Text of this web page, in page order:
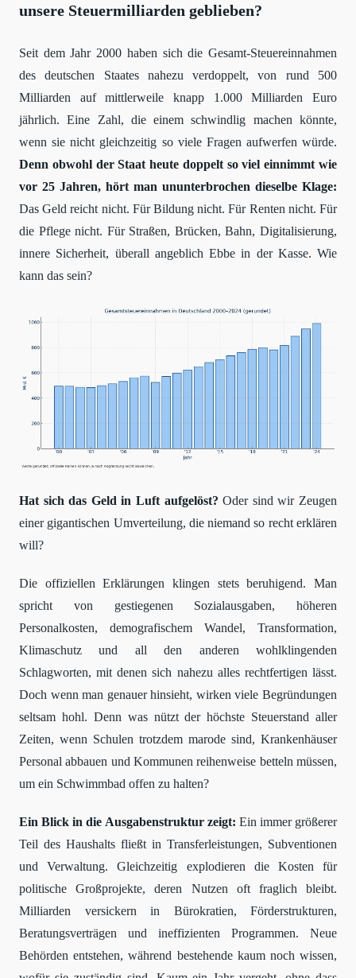
unsere Steuermilliarden geblieben?
Seit dem Jahr 2000 haben sich die Gesamt-Steuereinnahmen
des deutschen Staates nahezu verdoppelt, von rund 500
Milliarden auf mittlerweile knapp 1.000 Milliarden Euro
jährlich. Eine Zahl, die einem schwindlig machen könnte,
wenn sie nicht gleichzeitig so viele Fragen aufwerfen würde.
Denn obwohl der Staat heute doppelt so viel einnimmt wie
vor 25 Jahren, hört man ununterbrochen dieselbe Klage:
Das Geld reicht nicht. Für Bildung nicht. Für Renten nicht. Für
die Pflege nicht. Für Straßen, Brücken, Bahn, Digitalisierung,
innere Sicherheit, überall angeblich Ebbe in der Kasse. Wie
kann das sein?
Hat sich das Geld in Luft aufgelöst? Oder sind wir Zeugen
einer gigantischen Umverteilung, die niemand so recht erklären
will?
Die offiziellen Erklärungen klingen stets beruhigend. Man
spricht von gestiegenen Sozialausgaben, höheren
Personalkosten, demografischem Wandel, Transformation,
Klimaschutz und all den anderen wohlklingenden
Schlagworten, mit denen sich nahezu alles rechtfertigen lässt.
Doch wenn man genauer hinsieht, wirken viele Begründungen
seltsam hohl. Denn was nützt der höchste Steuerstand aller
Zeiten, wenn Schulen trotzdem marode sind, Krankenhäuser
Personal abbauen und Kommunen reihenweise betteln müssen,
um ein Schwimmbad offen zu halten?
Ein Blick in die Ausgabenstruktur zeigt: Ein immer größerer
Teil des Haushalts fließt in Transferleistungen, Subventionen
und Verwaltung. Gleichzeitig explodieren die Kosten für
politische Großprojekte, deren Nutzen oft fraglich bleibt.
Milliarden versickern in Bürokratien, Förderstrukturen,
Beratungsverträgen und ineffizienten Programmen. Neue
Behörden entstehen, während bestehende kaum noch wissen,